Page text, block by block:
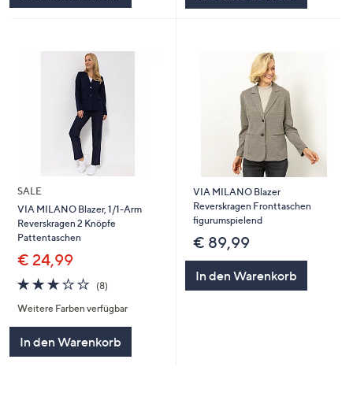
SALE
VIA MILANO Blazer, 1/1-Arm
Reverskragen 2 Knöpfe
Pattentaschen
€ 24,99
3.1
von
5
(8)8
Weitere Farben verfügbar
In den Warenkorb
VIA MILANO Blazer
Reverskragen Fronttaschen
figurumspielend
€ 89,99
In den Warenkorb